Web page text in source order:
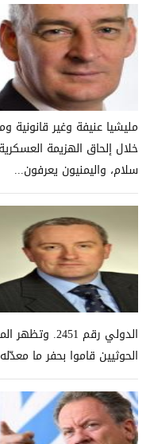
ملیشیا عنیفة وغیر
خلال إلحاق الھزیمة
سلام، والیمنیون یعرفون...
الدولي رقم
الحوثيين قاموا بحفر ما معدّله 25 خندقاً جديداً وإقامة...